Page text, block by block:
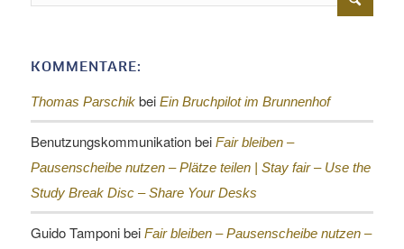
KOMMENTARE:
Thomas Parschikbei Ein Bruchpilot im Brunnenhof
Benutzungskommunikationbei Fair bleiben –
Pausenscheibe nutzen – Plätze teilen | Stay fair – Use the
Study Break Disc – Share Your Desks
Guido Tamponibei Fair bleiben – Pausenscheibe nutzen –